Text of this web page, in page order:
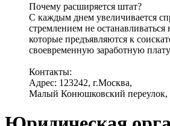
Почему расширяется штат?
С каждым днем увеличивается
стремлением не
которые предъявляются к
своевременную заработную
Контакты:
Адрес: 123242, г.Москва,
Малый Конюшковский переулок,